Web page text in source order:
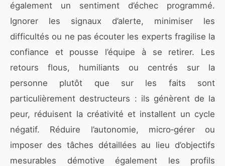
également un sentiment d’échec programmé.
Ignorer les signaux d’alerte, minimiser les
difficultés ou ne pas écouter les experts fragilise la
confiance et pousse l’équipe à se retirer. Les
retours flous, humiliants ou centrés sur la
personne plutôt que sur les faits sont
particulièrement destructeurs : ils génèrent de la
peur, réduisent la créativité et installent un cycle
négatif. Réduire l’autonomie, micro‑gérer ou
imposer des tâches détaillées au lieu d’objectifs
mesurables démotive également les profils